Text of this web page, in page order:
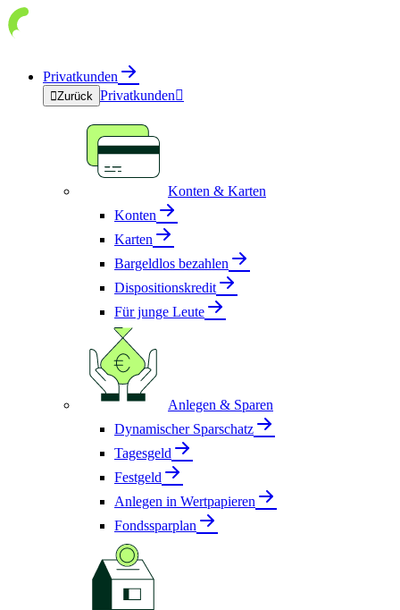
Privatkunden
Zurück Privatkunden
Konten & Karten
Konten
Karten
Bargeldlos bezahlen
Dispositionskredit
Für junge Leute
Anlegen & Sparen
Dynamischer Sparschatz
Tagesgeld
Festgeld
Anlegen in Wertpapieren
Fondssparplan